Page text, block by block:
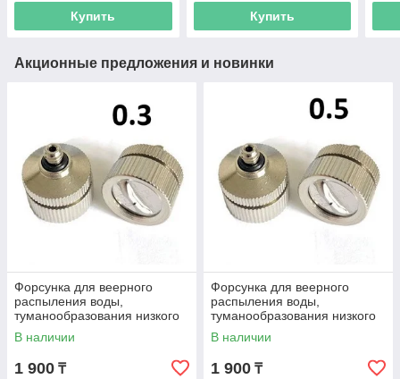
Купить Купить
Акционные предложения и новинки
Форсунка для веерного
распыления воды,
туманообразования низкого
давления CY 0,3 мм
В наличии
1 900 ₸
Форсунка для веерного
распыления воды,
туманообразования низкого
давления CY 0,5 мм
В наличии
1 900 ₸